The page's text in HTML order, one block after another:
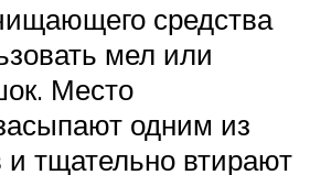
средства
мел или
Место
одним из
и тщательно втирают